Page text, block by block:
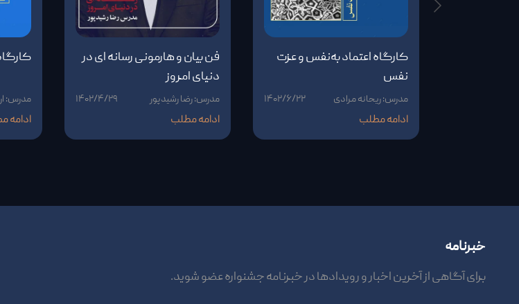
کارگاه اعتماد به‌نفس و عزت
نفس
مدرس: ریحانه مرادی ۱۴۰۲/۶/۲۲
ادامه مطلب
فن بیان و هارمونی رسانه ای در
دنیای امروز
مدرس: رضا رشیدپور ۱۴۰۲/۴/۲۹
ادامه مطلب
مدرس:
ادامه
خبرنامه
برای آگاهی از آخرین اخبار و رویدادها در خبرنامه جشنواره عضو شوید.